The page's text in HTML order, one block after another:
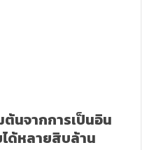
นจากการเป็นอิน
ด้หลายสิบล้าน